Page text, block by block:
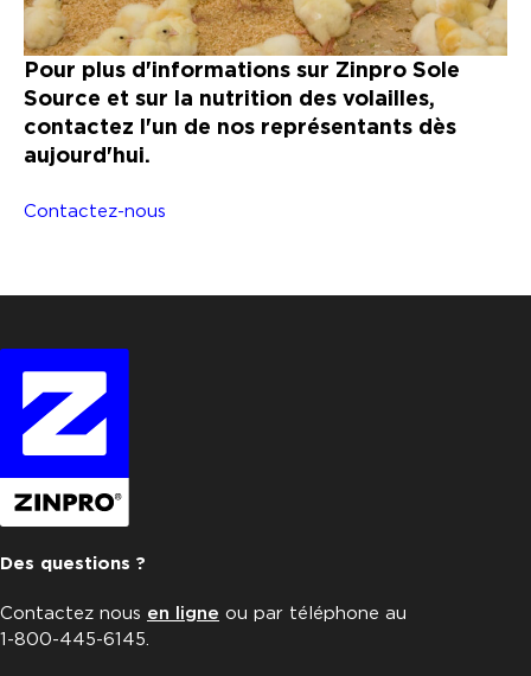
Pour plus d'informations sur Zinpro Sole
Source et sur la nutrition des volailles,
contactez l'un de nos représentants dès
aujourd'hui.
Contactez-nous
Des questions ?
Contactez nous en ligne ou par téléphone au
1-800-445-6145.